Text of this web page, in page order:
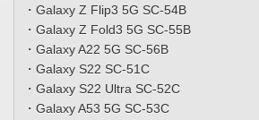
・Galaxy Z Flip3 5G SC-54B
・Galaxy Z Fold3 5G SC-55B
・Galaxy A22 5G SC-56B
・Galaxy S22 SC-51C
・Galaxy S22 Ultra SC-52C
・Galaxy A53 5G SC-53C